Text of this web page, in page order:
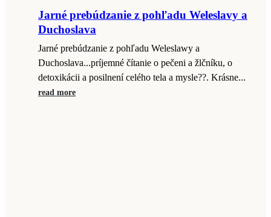
Jarné prebúdzanie z pohľadu Weleslavy a
Duchoslava
Jarné prebúdzanie z pohľadu Weleslawy a
Duchoslava...príjemné čítanie o pečeni a žlčníku, o
detoxikácii a posilnení celého tela a mysle??. Krásne...
read more